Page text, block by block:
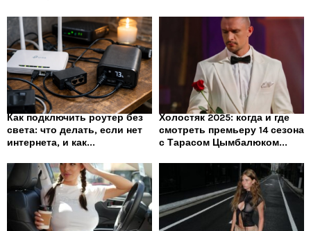
Как подключить роутер без
света: что делать, если нет
интернета, и как...
Холостяк 2025: когда и где
смотреть премьеру 14 сезона
с Тарасом Цымбалюком...